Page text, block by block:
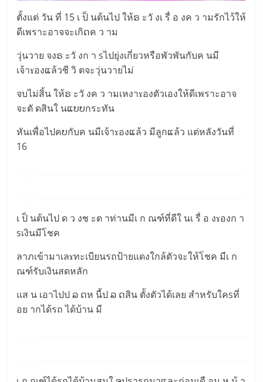
ตั้งแต่ วัน ที่ 15 เ ป็ นต้นไป ให้ຣ ะวั งเ รื่ อ งค ว ามรักไว้ให้
ดีเพราะอาจจะเกิດค ว าม
วุ่นวาย จงຣ ะวั งก า sไปยุ่งเกี่ยวหรือพัวพันกับค นมี
เจ้าɤองແล้วชี วิ ตจะวุ่นวายไม่
จบไม่สิ้น ให้ຣ ะวั งค ว ามเหงาɤองตัวเองให้ดีเพราะอาจ
จะตั ดสินใ นແບບกระทัน
หันเพื่อไปคບกับค นมีเจ้าɤองແล้ว มีลูกແล้ว แต่หลังวันที่
16
เ ป็ นต้นไป ด ว งช ะต าท่านมีเ ก ณฑ์ที่ดีใ นเ รื่ อ งɤองก า
sเงินมีโชค
ลาภเข้ามาเลɤทะเบียนรถป้ายแดงใกล้ตัวจะให้โชค มีเ ก
ณฑ์รับเงินสดหลัก
แส น เอาไปป ລ ດห นี้ป ລ ດสิน ตั้งตัวได้เลย สำหรับใคsที่
อย ากได้รถ ได้บ้าน มี